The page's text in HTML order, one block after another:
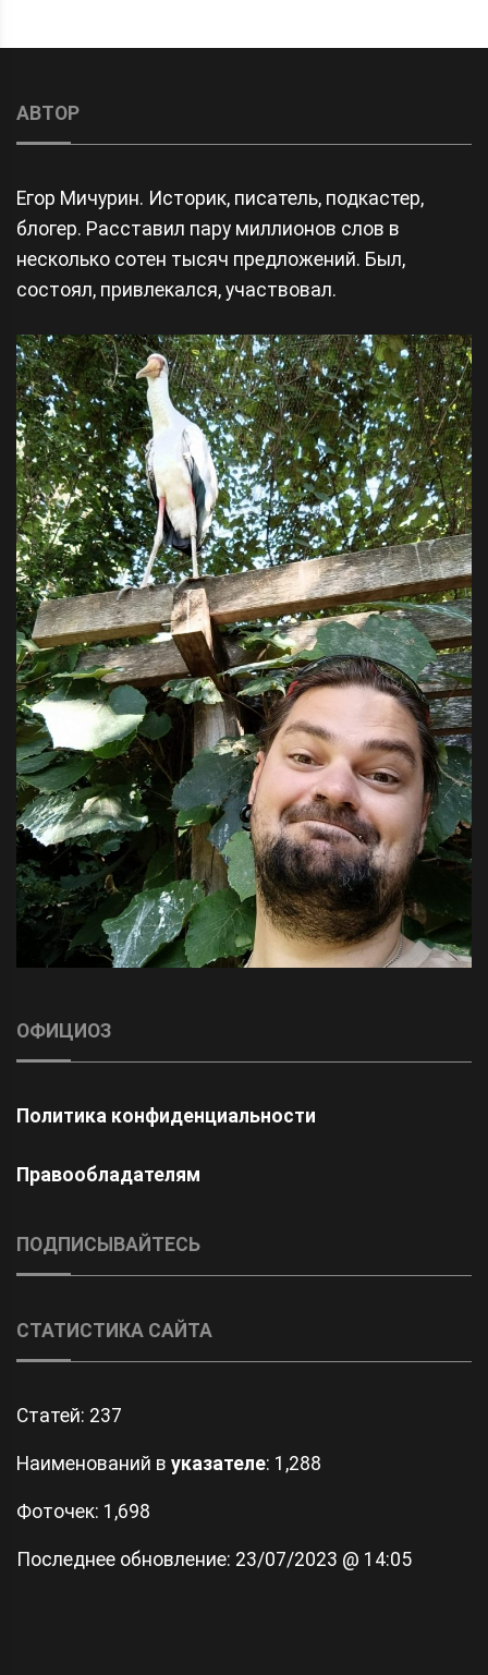
АВТОР
Егор Мичурин. Историк, писатель, подкастер,
блогер. Расставил пару миллионов слов в
несколько сотен тысяч предложений. Был,
состоял, привлекался, участвовал.
ОФИЦИОЗ
Политика конфиденциальности
Правообладателям
ПОДПИСЫВАЙТЕСЬ
СТАТИСТИКА САЙТА
Статей: 237
Наименований в указателе: 1,288
Фоточек: 1,698
Последнее обновление: 23/07/2023 @ 14:05